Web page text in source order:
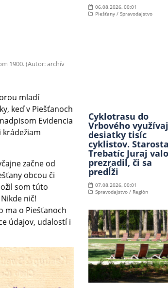
1900. (Autor: archív
mladí
keď v Piešťanoch
Evidencia
krádežiam
začne od
obcou či
som túto
nič!
ma o Piešťanoch
údajov, udalostí i
06.08.2026, 00:01
Piešťany / Spravodajstvo
Cyklotrasu do
Vrbového
desiatky tisíc
cyklistov.
Trebatíc Juraj valo
prezradil, či sa
predĺži
07.08.2026, 00:01
Spravodajstvo / Región